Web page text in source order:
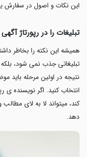
این نکات و اصول در سفارش
تبلیغات را در رپورتاژ
همیشه این نکته را بخاطر
تبلیغاتی جذب نمی شود،
نتیجه در اولین مرحله باید
انتخاب کنید. اگر نویسنده ی
کند، میتواند لا به لای
دهد.